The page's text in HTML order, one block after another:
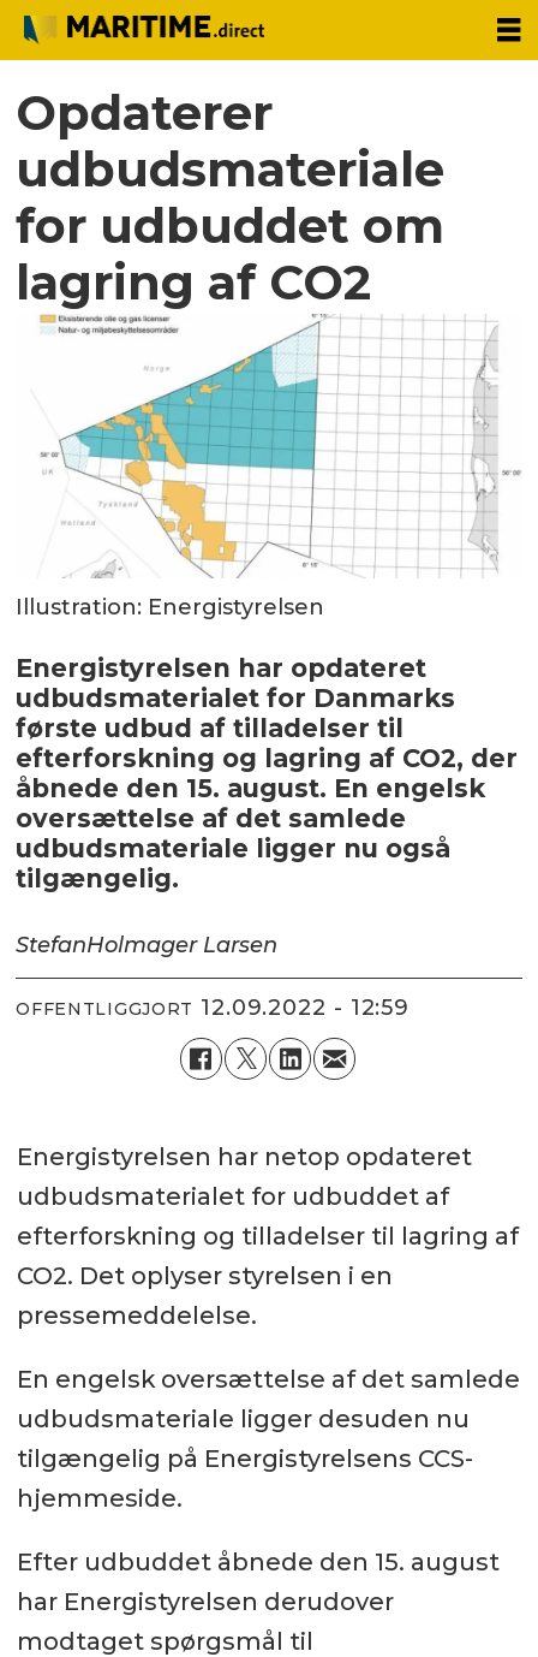
Opdaterer
udbudsmateriale
for udbuddet om
lagring af CO2
Illustration: Energistyrelsen
Energistyrelsen har opdateret
udbudsmaterialet for Danmarks
første udbud af tilladelser til
efterforskning og lagring af CO2, der
åbnede den 15. august. En engelsk
oversættelse af det samlede
udbudsmateriale ligger nu også
tilgængelig.
StefanHolmager Larsen
OFFENTLIGGJORT 12.09.2022 - 12:59
Energistyrelsen har netop opdateret
udbudsmaterialet for udbuddet af
efterforskning og tilladelser til lagring af
CO2. Det oplyser styrelsen i en
pressemeddelelse.
En engelsk oversættelse af det samlede
udbudsmateriale ligger desuden nu
tilgængelig på Energistyrelsens CCS-
hjemmeside.
Efter udbuddet åbnede den 15. august
har Energistyrelsen derudover
modtaget spørgsmål til